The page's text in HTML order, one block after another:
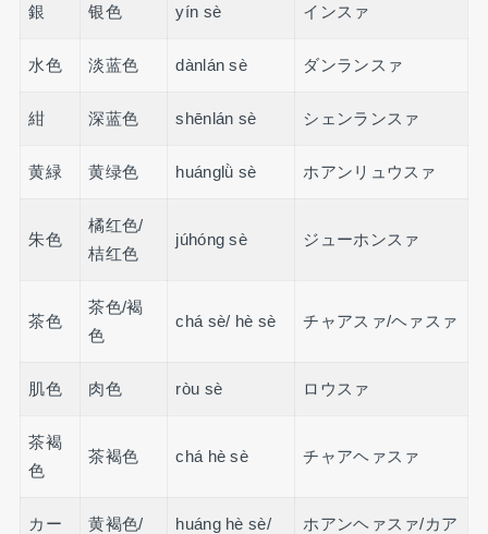
銀 银色 yín sè インスァ
水色 淡蓝色 dànlán sè ダンランスァ
紺 深蓝色 shēnlán sè シェンランスァ
黄緑 黄绿色 huánglǜ sè ホアンリュウスァ
朱色
橘红色/
桔红色
júhóng sè ジューホンスァ
茶色
茶色/褐
色
chá sè/ hè sè チャアスァ/ヘァスァ
肌色 肉色 ròu sè ロウスァ
茶褐
色
茶褐色 chá hè sè チャアヘァスァ
カー
黄褐色/
huáng hè sè/
ホアンヘァスァ/カア